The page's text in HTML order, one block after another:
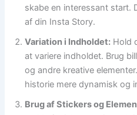
skabe en interessant start.
af din Insta Story.
Variation i Indholdet: Hold
at variere indholdet. Brug
og andre kreative
historie mere dynamisk og
Brug af Stickers og